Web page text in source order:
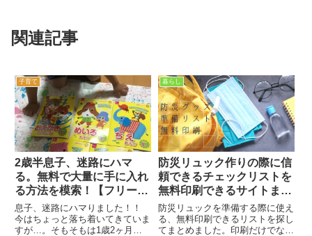
関連記事
子育て
2歳半息子、迷路にハマ
る。無料で大量に手に入れ
る方法を模索！【フリー素
材まとめ】
息子、迷路にハマりました！！
今はちょっと落ち着いてきていま
すが…。そもそもは1歳2ヶ月の
暮らし
防災リュック作りの際に信
頼できるチェックリストを
無料印刷できるサイトまと
め【フリー素材】
防災リュックを準備する際に使え
る、無料印刷できるリストを探し
てまとめました。印刷だけでなく